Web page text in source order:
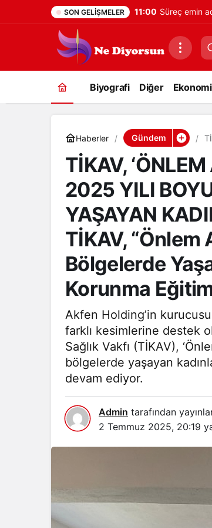
SON GELIŞMELER 11:00 Süreç emin
Biyografi Diğer Ekonomi
Haberler Gündem
TİKAV,
2025 YILI
YAŞAYAN
TİKAV, “Önlem
Bölgelerde
Korunma
Akfen Holding’in
farklı kesimlerine destek
Sağlık Vakfı (TİKAV),
bölgelerde yaşayan
devam ediyor.
Admin tarafından
2 Temmuz 2025, 20:19